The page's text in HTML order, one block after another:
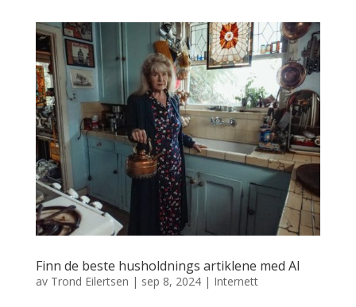
Finn de beste husholdnings artiklene med AI
av Trond Eilertsen | sep 8, 2024| Internett